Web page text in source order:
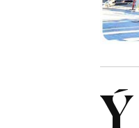
Ý